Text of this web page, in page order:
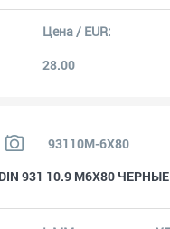
28.00
93110M-6X80
931 10.9 M6X80 ЧЕРНЫЕ